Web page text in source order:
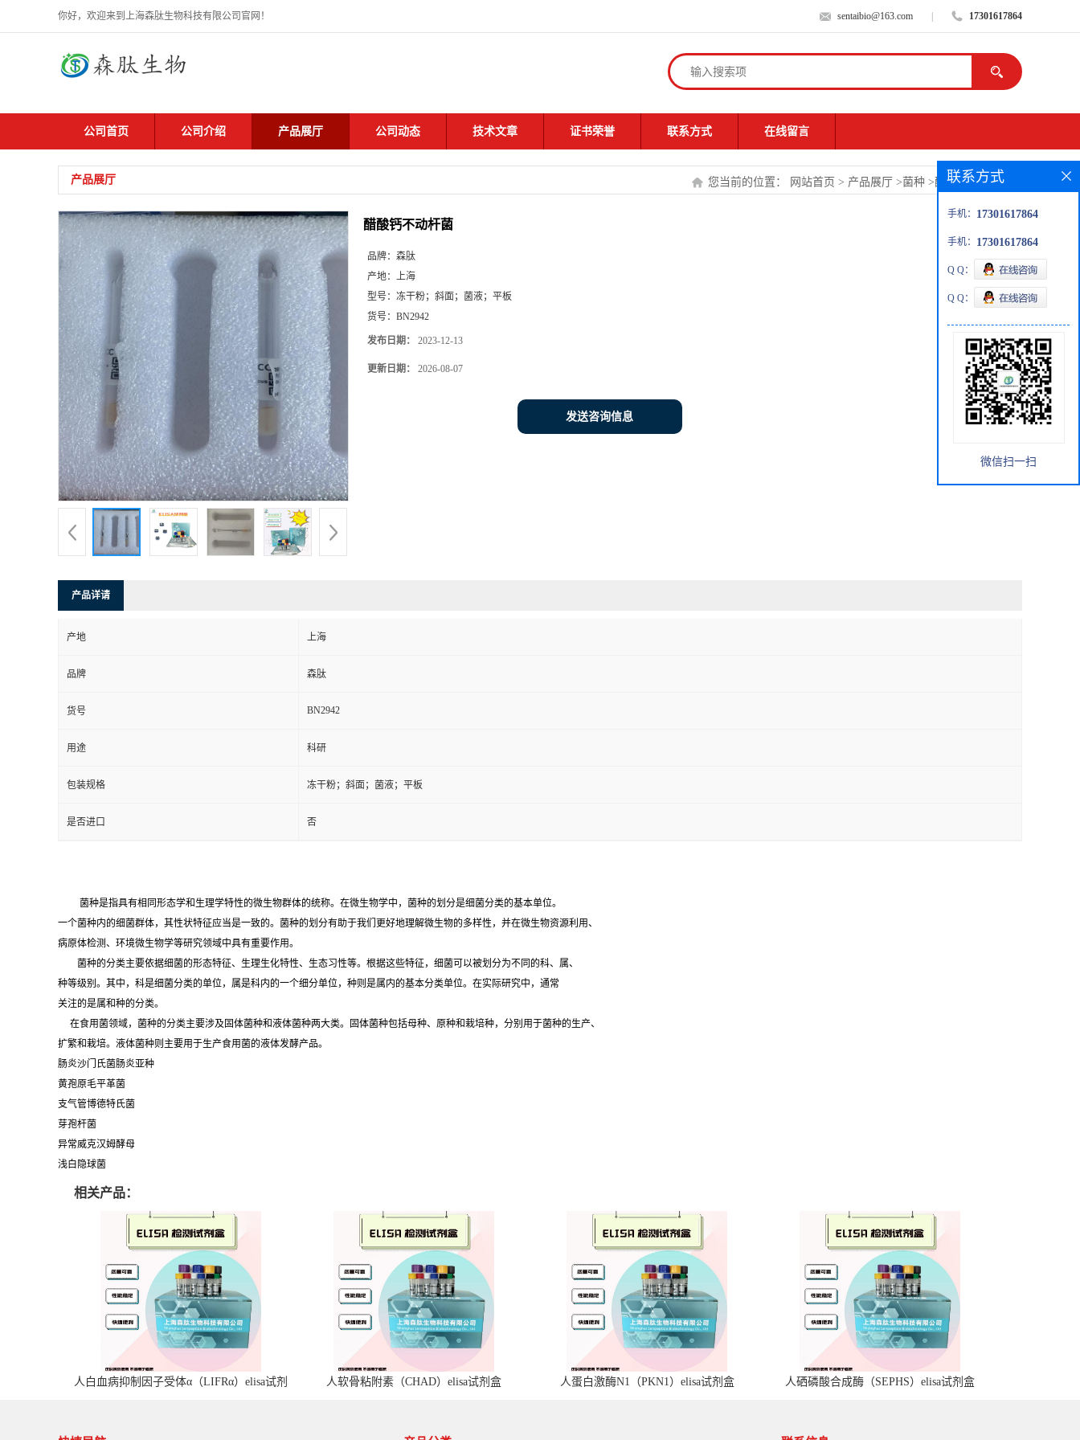
你好，欢迎来到上海森肽生物科技有限公司官网！ sentaibio@163.com 17301617864
公司首页 公司介绍 产品展厅 公司动态 技术文章 证书荣誉 联系方式 在线留言
产品展厅 您当前的位置： 网站首页 > 产品展厅 >菌种 >醋酸钙不动杆菌
醋酸钙不动杆菌
品牌： 森肽
产地： 上海
型号： 冻干粉；斜面；菌液；平板
货号： BN2942
发布日期： 2023-12-13
更新日期： 2026-08-07
发送咨询信息
产品详请
产地 上海
品牌 森肽
货号 BN2942
用途 科研
包装规格 冻干粉；斜面；菌液；平板
是否进口 否
菌种是指具有相同形态学和生理学特性的微生物群体的统称。在微生物学中，菌种的划分是细菌分类的基本单位。
一个菌种内的细菌群体，其性状特征应当是一致的。菌种的划分有助于我们更好地理解微生物的多样性，并在微生物资源利用、
病原体检测、环境微生物学等研究领域中具有重要作用。
菌种的分类主要依据细菌的形态特征、生理生化特性、生态习性等。根据这些特征，细菌可以被划分为不同的科、属、
种等级别。其中，科是细菌分类的单位，属是科内的一个细分单位，种则是属内的基本分类单位。在实际研究中，通常
关注的是属和种的分类。
在食用菌领域，菌种的分类主要涉及固体菌种和液体菌种两大类。固体菌种包括母种、原种和栽培种，分别用于菌种的生产、
扩繁和栽培。液体菌种则主要用于生产食用菌的液体发酵产品。
肠炎沙门氏菌肠炎亚种
黄孢原毛平革菌
支气管博德特氏菌
芽孢杆菌
异常威克汉姆酵母
浅白隐球菌
相关产品：
人白血病抑制因子受体α（LIFRα）elisa试剂
人软骨粘附素（CHAD）elisa试剂盒 人蛋白激酶N1（PKN1）elisa试剂盒 人硒磷酸合成酶（SEPHS）elisa试剂盒
联系方式
手机： 17301617864
手机： 17301617864
Q Q：
Q Q：
微信扫一扫